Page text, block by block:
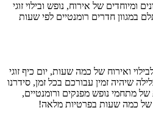
ומיוחדים של אירוח, נופש ובילוי זוגי
במגוון חדרים רומנטיים לפי שעות
ואירוח של כמה שעות, יום כיף זוגי
שיהיה זמין עבורכם בכל זמן, סידרנו
מתחמי נופש מפנקים ורומנטיים,
של כמה שעות בפרטיות מלאה!